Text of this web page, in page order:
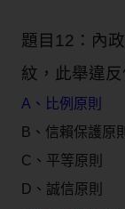
題目12：內
紋，此舉違
A、比例原則
B、信賴保護原則
C、平等原則
D、誠信原則